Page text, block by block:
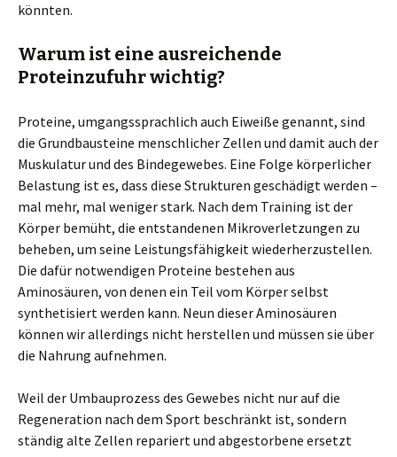
könnten.
Warum ist eine ausreichende
Proteinzufuhr wichtig?
Proteine, umgangssprachlich auch Eiweiße genannt, sind
die Grundbausteine menschlicher Zellen und damit auch der
Muskulatur und des Bindegewebes. Eine Folge körperlicher
Belastung ist es, dass diese Strukturen geschädigt werden –
mal mehr, mal weniger stark. Nach dem Training ist der
Körper bemüht, die entstandenen Mikroverletzungen zu
beheben, um seine Leistungsfähigkeit wiederherzustellen.
Die dafür notwendigen Proteine bestehen aus
Aminosäuren, von denen ein Teil vom Körper selbst
synthetisiert werden kann. Neun dieser Aminosäuren
können wir allerdings nicht herstellen und müssen sie über
die Nahrung aufnehmen.
Weil der Umbauprozess des Gewebes nicht nur auf die
Regeneration nach dem Sport beschränkt ist, sondern
ständig alte Zellen repariert und abgestorbene ersetzt